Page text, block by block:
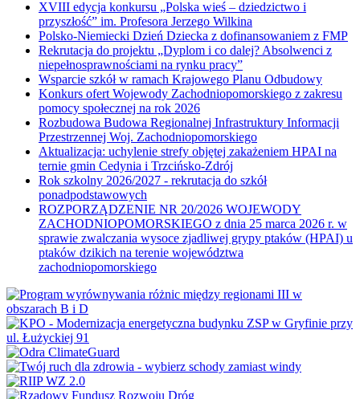
XVIII edycja konkursu „Polska wieś – dziedzictwo i
przyszłość” im. Profesora Jerzego Wilkina
Polsko-Niemiecki Dzień Dziecka z dofinansowaniem z FMP
Rekrutacja do projektu „Dyplom i co dalej? Absolwenci z
niepełnosprawnościami na rynku pracy”
Wsparcie szkół w ramach Krajowego Planu Odbudowy
Konkurs ofert Wojewody Zachodniopomorskiego z zakresu
pomocy społecznej na rok 2026
Rozbudowa Budowa Regionalnej Infrastruktury Informacji
Przestrzennej Woj. Zachodniopomorskiego
Aktualizacja: uchylenie strefy objętej zakażeniem HPAI na
ternie gmin Cedynia i Trzcińsko-Zdrój
Rok szkolny 2026/2027 - rekrutacja do szkół
ponadpodstawowych
ROZPORZĄDZENIE NR 20/2026 WOJEWODY
ZACHODNIOPOMORSKIEGO z dnia 25 marca 2026 r. w
sprawie zwalczania wysoce zjadliwej grypy ptaków (HPAI) u
ptaków dzikich na terenie województwa
zachodniopomorskiego